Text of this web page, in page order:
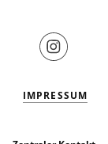
IMPRESSUM